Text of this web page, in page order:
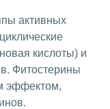
активных
кислоты) и
Фитостерины
эффектом,